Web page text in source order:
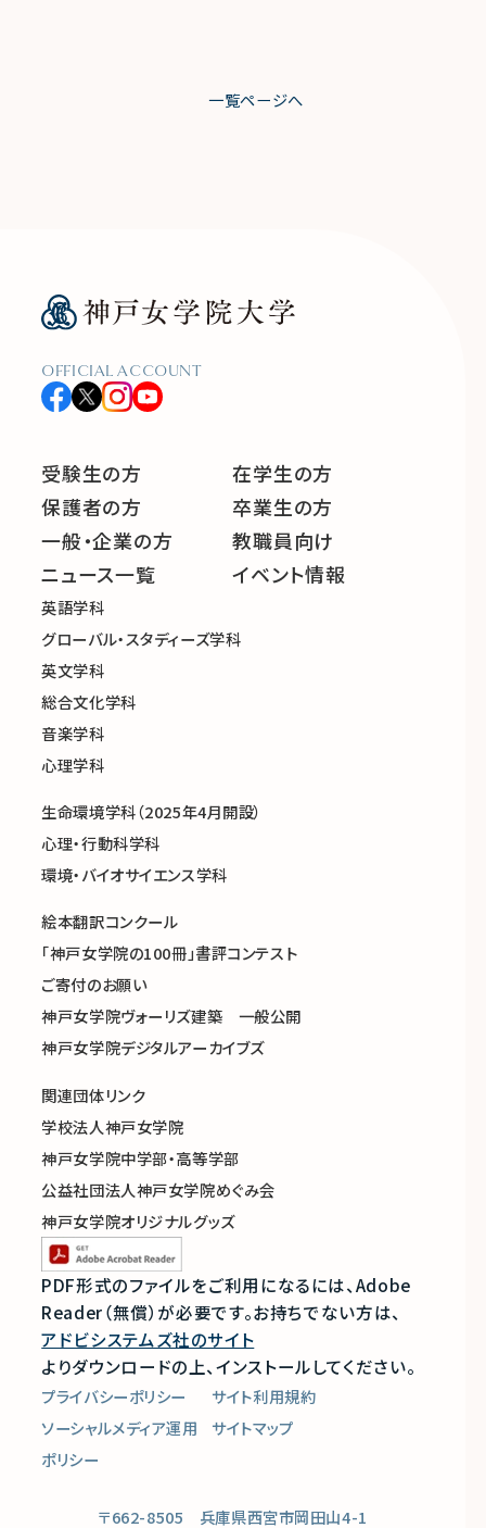
一覧ページへ
OFFICIAL ACCOUNT
受験生の方
在学生の方
保護者の方
卒業生の方
一般・企業の方
教職員向け
ニュース一覧
イベント情報
英語学科
グローバル・スタディーズ学科
英文学科
総合文化学科
音楽学科
心理学科
生命環境学科（2025年4月開設）
心理・行動科学科
環境・バイオサイエンス学科
絵本翻訳コンクール
「神戸女学院の100冊」書評コンテスト
ご寄付のお願い
神戸女学院ヴォーリズ建築 一般公開
神戸女学院デジタルアーカイブズ
関連団体リンク
学校法人神戸女学院
神戸女学院中学部・高等学部
公益社団法人神戸女学院めぐみ会
神戸女学院オリジナルグッズ
PDF形式のファイルをご利用になるには、Adobe
Reader（無償）が必要です。お持ちでない方は、
アドビシステムズ社のサイト
よりダウンロードの上、インストールしてください。
プライバシーポリシー
サイト利用規約
ソーシャルメディア運用
ポリシー
サイトマップ
〒662-8505 兵庫県西宮市岡田山4-1